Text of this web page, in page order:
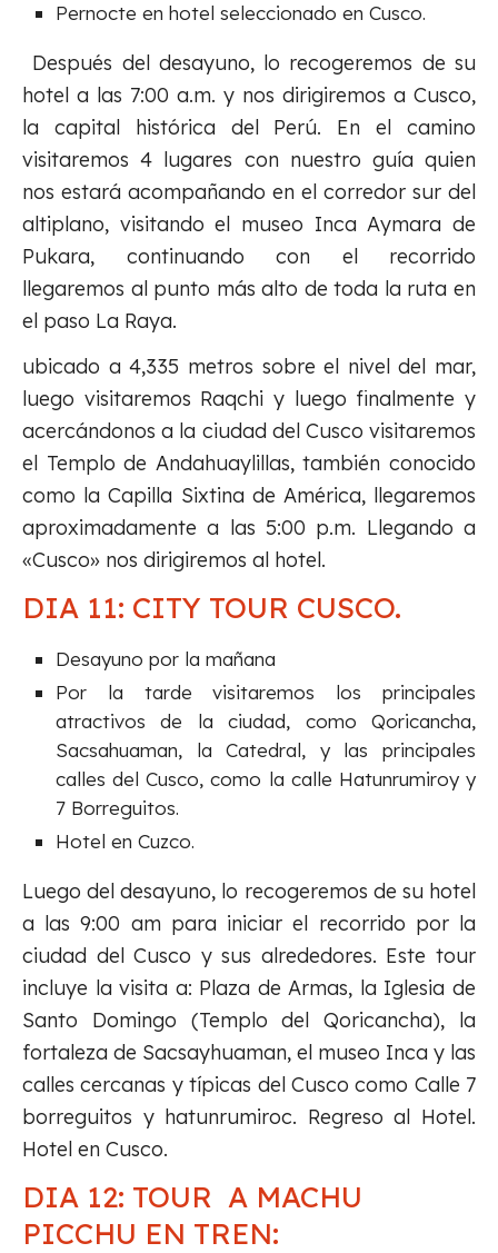
Pernocte en hotel seleccionado en Cusco.
Después del desayuno, lo recogeremos de su
hotel a las 7:00 a.m. y nos dirigiremos a Cusco,
la capital histórica del Perú. En el camino
visitaremos 4 lugares con nuestro guía quien
nos estará acompañando en el corredor sur del
altiplano, visitando el museo Inca Aymara de
Pukara, continuando con el recorrido
llegaremos al punto más alto de toda la ruta en
el paso La Raya.
ubicado a 4,335 metros sobre el nivel del mar,
luego visitaremos Raqchi y luego finalmente y
acercándonos a la ciudad del Cusco visitaremos
el Templo de Andahuaylillas, también conocido
como la Capilla Sixtina de América, llegaremos
aproximadamente a las 5:00 p.m. Llegando a
«Cusco» nos dirigiremos al hotel.
DIA 11: CITY TOUR CUSCO.
Desayuno por la mañana
Por la tarde visitaremos los principales
atractivos de la ciudad, como Qoricancha,
Sacsahuaman, la Catedral, y las principales
calles del Cusco, como la calle Hatunrumiroy y
7 Borreguitos.
Hotel en Cuzco.
Luego del desayuno, lo recogeremos de su hotel
a las 9:00 am para iniciar el recorrido por la
ciudad del Cusco y sus alrededores. Este tour
incluye la visita a: Plaza de Armas, la Iglesia de
Santo Domingo (Templo del Qoricancha), la
fortaleza de Sacsayhuaman, el museo Inca y las
calles cercanas y típicas del Cusco como Calle 7
borreguitos y hatunrumiroc. Regreso al Hotel.
Hotel en Cusco.
DIA 12: TOUR A MACHU
PICCHU EN TREN: